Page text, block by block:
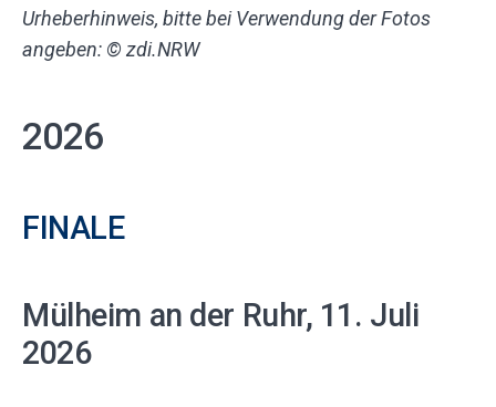
Urheberhinweis, bitte bei Verwendung der Fotos
angeben: © zdi.NRW
2026
FINALE
Mülheim an der Ruhr, 11. Juli
2026